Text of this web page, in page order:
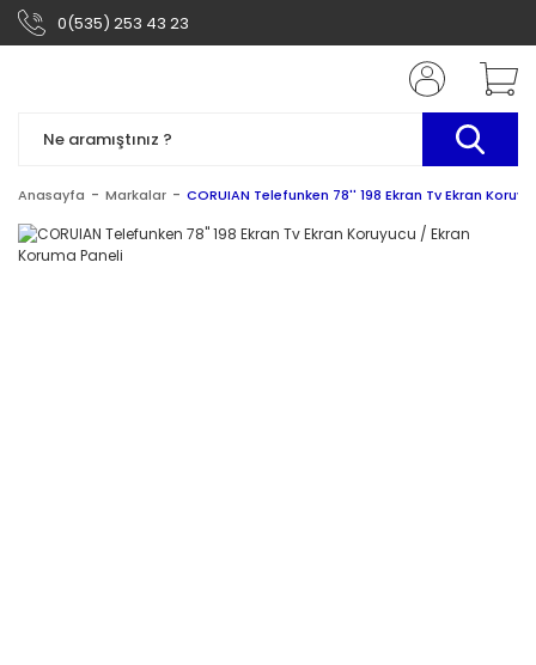
0(535) 253 43 23
Anasayfa Markalar CORUIAN Telefunken 78'' 198 Ekran Tv Ekran